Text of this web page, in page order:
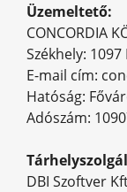
Üzemeltető:
CONCORDIA
Székhely:
E-mail cím:
Hatóság:
Adószám:
DBI Szoftver